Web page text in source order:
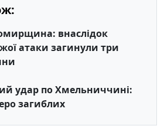
внаслідок
атаки загинули три
удар по Хмельниччині:
загиблих